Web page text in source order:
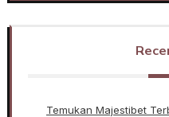
Temukan Majestibet